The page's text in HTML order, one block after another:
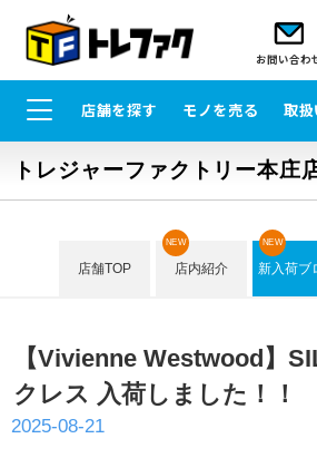
お問い合わ
店舗を探す モノを売る 取
トレジャーファクトリー本庄
店舗TOP 店内紹介
NEW
新入荷ブ
NEW
【Vivienne Westwood】
クレス 入荷しました！！
2025-08-21